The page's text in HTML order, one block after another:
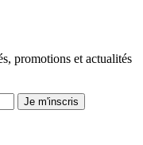
promotions et actualités
Je m'inscris